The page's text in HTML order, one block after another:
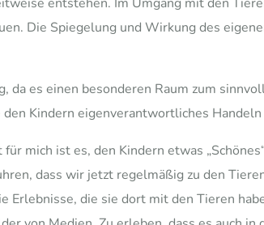
Die Spiegelung und Wirkung des
da es einen besonderen Raum zum
Kindern eigenverantwortliches
mich ist es, den Kindern etwas
dass wir jetzt regelmäßig zu den
Erlebnisse, die sie dort mit den Tieren